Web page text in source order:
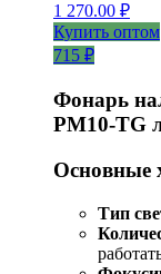
1 270.00 ₽
Купить оптом
715 ₽
Фонарь
PM10-TG
Основные
Тип